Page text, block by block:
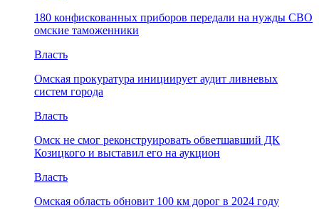
180 конфискованных приборов передали на нужды СВО
омские таможенники
Власть
Омская прокуратура инициирует аудит ливневых
систем города
Власть
Омск не смог реконструировать обветшавший ДК
Козицкого и выставил его на аукцион
Власть
Омская область обновит 100 км дорог в 2024 году